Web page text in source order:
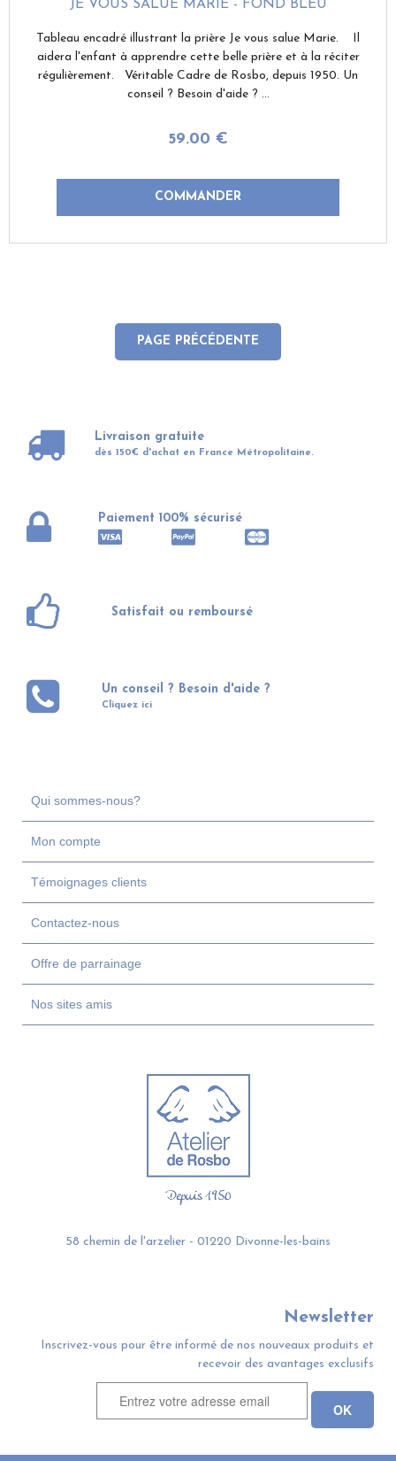
JE VOUS SALUE MARIE - FOND BLEU
59.00 €
Tableau encadré illustrant la prière Je vous salue Marie. Il
aidera l'enfant à apprendre cette belle prière et à la réciter
régulièrement. Véritable Cadre de Rosbo, depuis 1950. Un
conseil ? Besoin d'aide ? ...
Livraison gratuite
dès 150€ d'achat en France Métropolitaine.
Paiement 100% sécurisé
Satisfait ou remboursé
Un conseil ? Besoin d'aide ?
Cliquez ici
Qui sommes-nous?
Mon compte
Témoignages clients
Contactez-nous
Offre de parrainage
Nos sites amis
58 chemin de l'arzelier - 01220 Divonne-les-bains
Newsletter
Inscrivez-vous pour être informé de nos nouveaux produits et
recevoir des avantages exclusifs